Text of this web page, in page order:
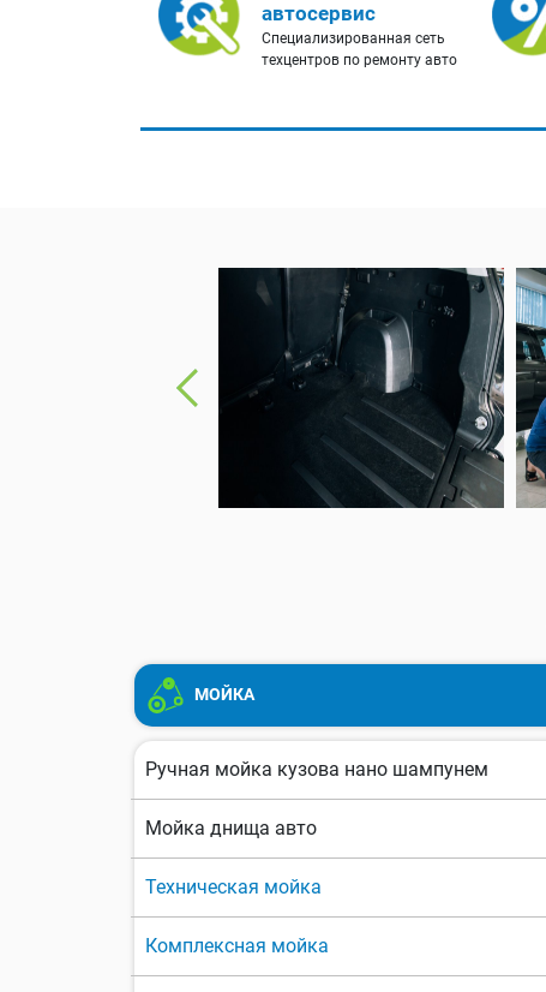
автосервис
Специализированная сеть
техцентров по ремонту авто
МОЙКА
Ручная мойка кузова нано шампунем
Мойка днища авто
Техническая мойка
Комплексная мойка